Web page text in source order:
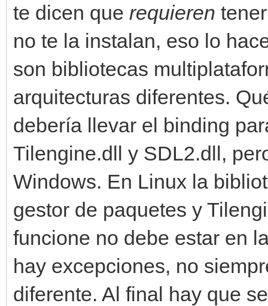
te dicen que requieren
no te la instalan, eso lo
son bibliotecas
arquitecturas diferentes.
debería llevar el binding
Tilengine.dll y SDL2.dll,
Windows. En Linux la
gestor de paquetes y
funcione no debe estar en
hay excepciones, no
diferente. Al final hay que